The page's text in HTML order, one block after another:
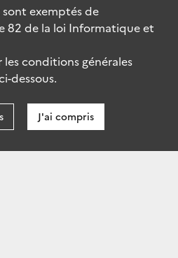
exemptés de
82 de la loi Informatique et
conditions générales
dessous.
J'ai compris